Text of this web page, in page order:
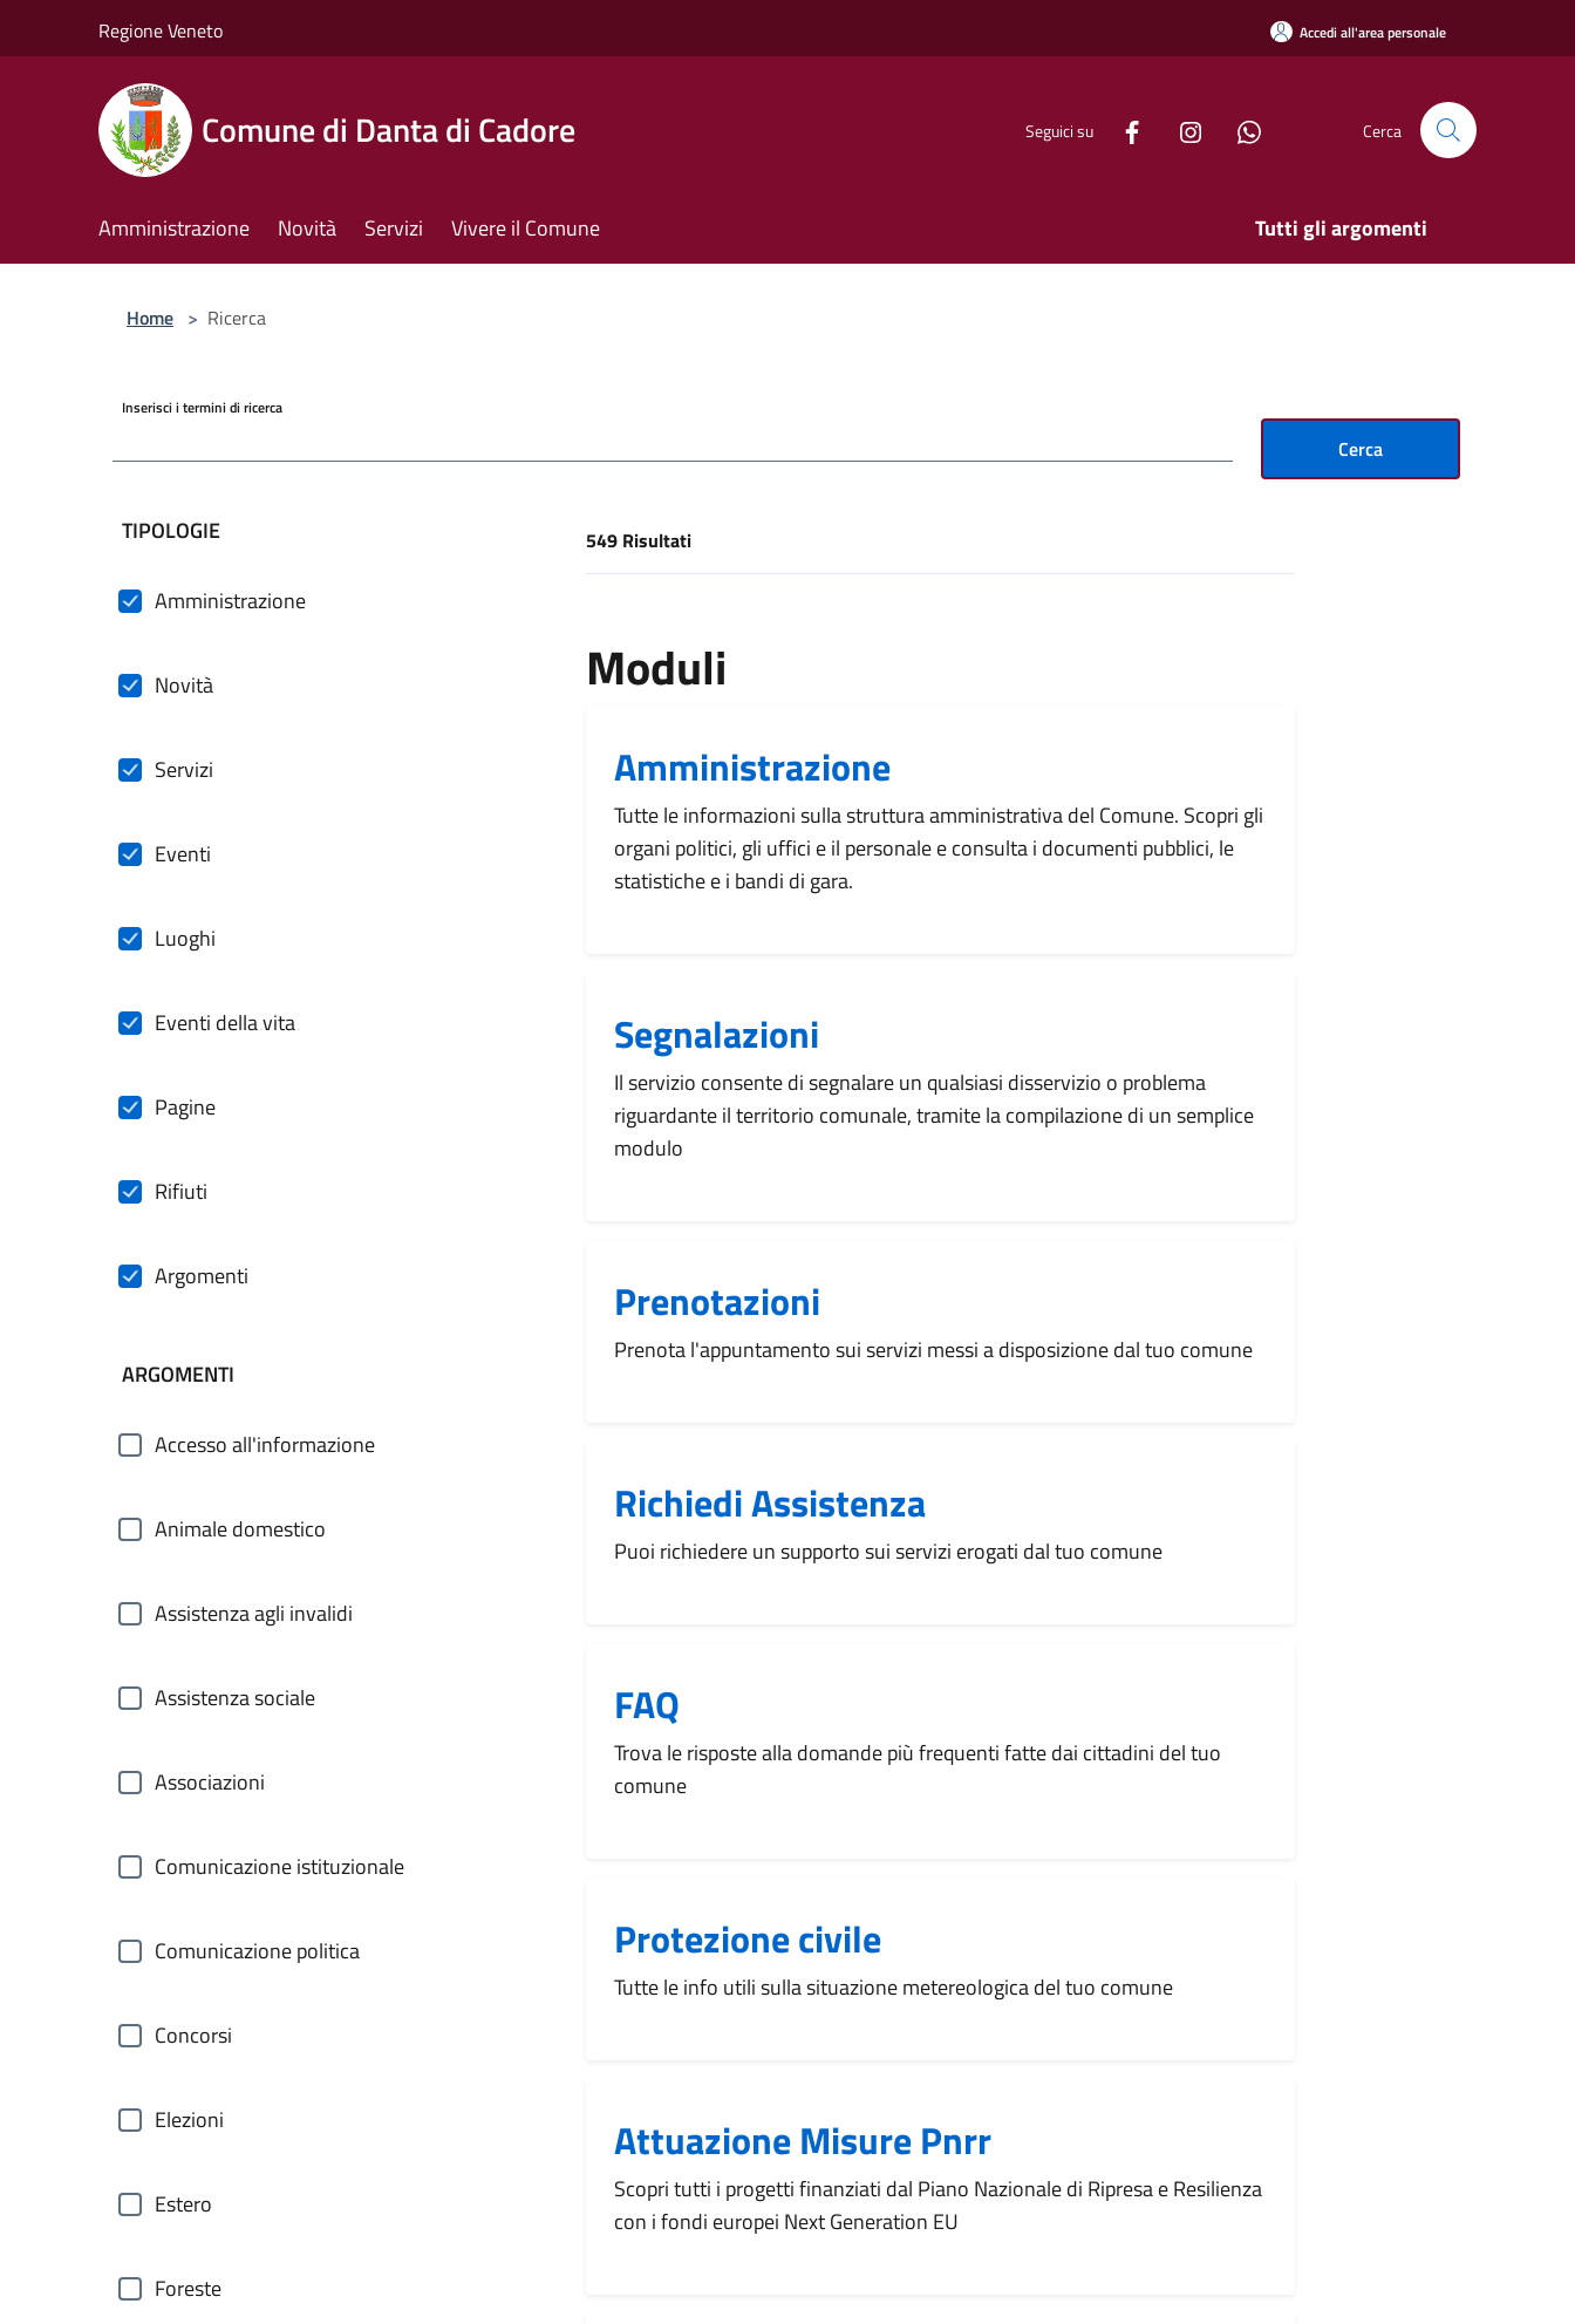
Regione Veneto Accedi all'area personale
Comune di Danta di Cadore Seguici su Cerca
Amministrazione Novità Servizi Vivere il Comune Tutti gli argomenti
Home > Ricerca
Inserisci i termini di ricerca
Cerca
filtri da applicare
TIPOLOGIE
Amministrazione
Novità
Servizi
Eventi
Luoghi
Eventi della vita
Pagine
Rifiuti
Argomenti
ARGOMENTI
Accesso all'informazione
Animale domestico
Assistenza agli invalidi
Assistenza sociale
Associazioni
Comunicazione istituzionale
Comunicazione politica
Concorsi
Elezioni
Estero
Foreste
[results] Risultati
549 Risultati
Moduli
Amministrazione
Tutte le informazioni sulla struttura amministrativa del Comune. Scopri gli
organi politici, gli uffici e il personale e consulta i documenti pubblici, le
statistiche e i bandi di gara.
Segnalazioni
Il servizio consente di segnalare un qualsiasi disservizio o problema
riguardante il territorio comunale, tramite la compilazione di un semplice
modulo
Prenotazioni
Prenota l'appuntamento sui servizi messi a disposizione dal tuo comune
Richiedi Assistenza
Puoi richiedere un supporto sui servizi erogati dal tuo comune
FAQ
Trova le risposte alla domande più frequenti fatte dai cittadini del tuo
comune
Protezione civile
Tutte le info utili sulla situazione metereologica del tuo comune
Attuazione Misure Pnrr
Scopri tutti i progetti finanziati dal Piano Nazionale di Ripresa e Resilienza
con i fondi europei Next Generation EU